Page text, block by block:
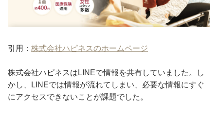
引用： 株式会社ハピネスのホームページ
株式会社ハピネスはLINEで情報を共有していました。し
かし、LINEでは情報が流れてしまい、必要な情報にすぐ
にアクセスできないことが課題でした。